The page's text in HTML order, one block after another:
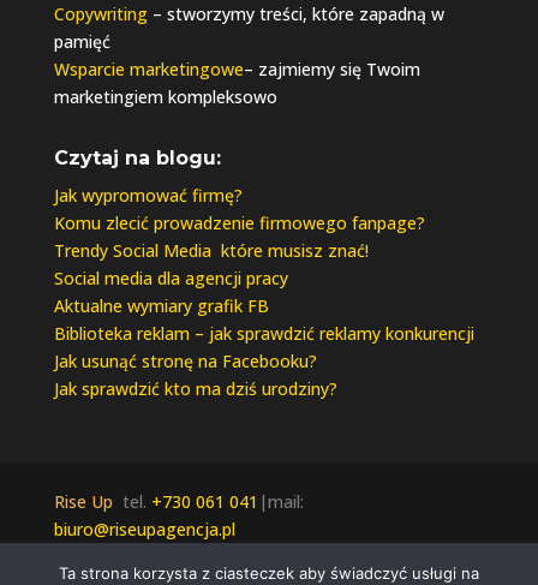
Copywriting– stworzymy treści, które zapadną w
pamięć
Wsparcie marketingowe– zajmiemy się Twoim
marketingiem kompleksowo
Czytaj na blogu:
Jak wypromować firmę?
Komu zlecić prowadzenie firmowego fanpage?
Trendy Social Media które musisz znać!
Social media dla agencji pracy
Aktualne wymiary grafik FB
Biblioteka reklam – jak sprawdzić reklamy konkurencji
Jak usunąć stronę na Facebooku?
Jak sprawdzić kto ma dziś urodziny?
Rise Up tel. +730 061 041 |mail:
biuro@riseupagencja.pl
Wszelkie prawa zastrzeżone © 2021 Rise Up |
Ta strona korzysta z ciasteczek aby świadczyć usługi na